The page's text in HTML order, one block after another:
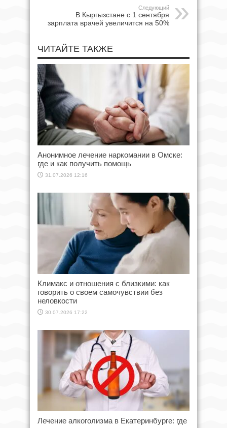
Следующий
В Кыргызстане с 1 сентября
зарплата врачей увеличится на 50%
ЧИТАЙТЕ ТАКЖЕ
Анонимное лечение наркомании в Омске:
где и как получить помощь
31.07.2026 12:16
Климакс и отношения с близкими: как
говорить о своем самочувствии без
неловкости
30.07.2026 17:22
Лечение алкоголизма в Екатеринбурге: где